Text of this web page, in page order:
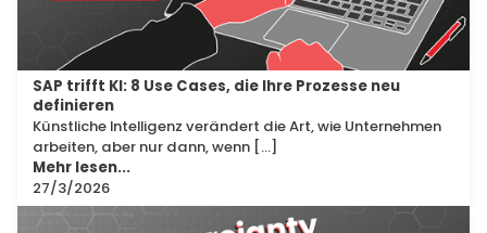
SAP trifft KI: 8 Use Cases, die Ihre Prozesse neu
definieren
Künstliche Intelligenz verändert die Art, wie Unternehmen
arbeiten, aber nur dann, wenn [...]
Mehr lesen...
27/3/2026
Products